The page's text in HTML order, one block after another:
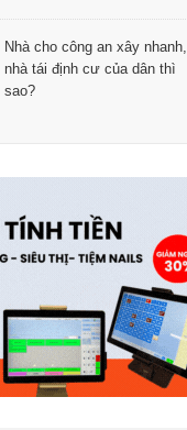
Nhà cho công an xây nhanh,
nhà tái định cư của dân thì
sao?